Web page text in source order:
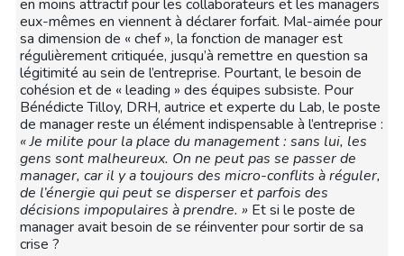
en moins attractif pour les collaborateurs et les managers
eux-mêmes en viennent à déclarer forfait. Mal-aimée pour
sa dimension de « chef », la fonction de manager est
régulièrement critiquée, jusqu’à remettre en question sa
légitimité au sein de l’entreprise. Pourtant, le besoin de
cohésion et de « leading » des équipes subsiste. Pour
Bénédicte Tilloy, DRH, autrice et experte du Lab, le poste
de manager reste un élément indispensable à l’entreprise :
« Je milite pour la place du management : sans lui, les
gens sont malheureux. On ne peut pas se passer de
manager, car il y a toujours des micro-conflits à réguler,
de l’énergie qui peut se disperser et parfois des
décisions impopulaires à prendre. » Et si le poste de
manager avait besoin de se réinventer pour sortir de sa
crise ?